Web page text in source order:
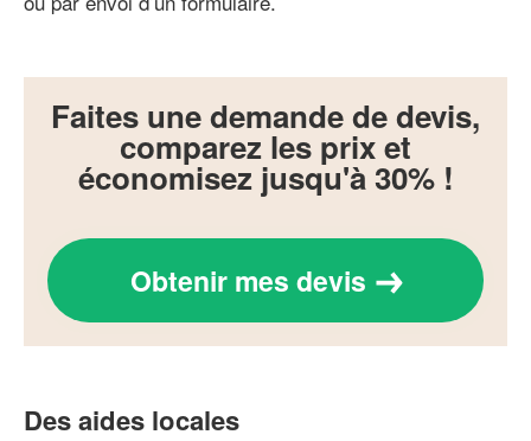
Faites une demande de devis,
comparez les prix et
économisez jusqu'à 30% !
Obtenir mes devis
Des aides locales